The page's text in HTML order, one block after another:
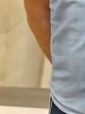
России